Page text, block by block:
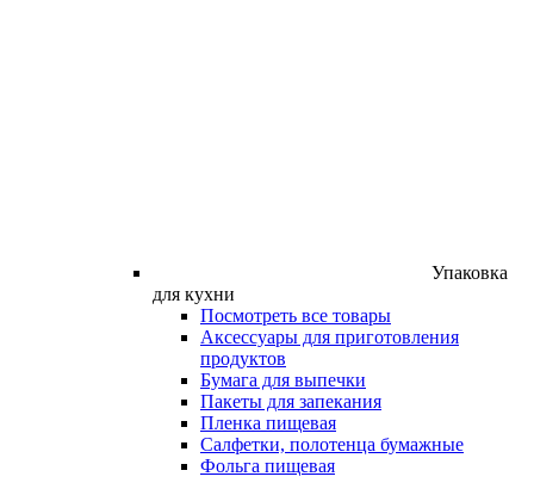
Упаковка
для кухни
Посмотреть все товары
Аксессуары для приготовления
продуктов
Бумага для выпечки
Пакеты для запекания
Пленка пищевая
Салфетки, полотенца бумажные
Фольга пищевая